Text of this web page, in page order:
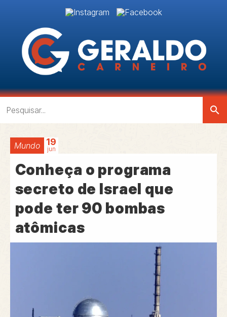
search
Mundo 19
jun
Conheça o programa
secreto de Israel que
pode ter 90 bombas
atômicas